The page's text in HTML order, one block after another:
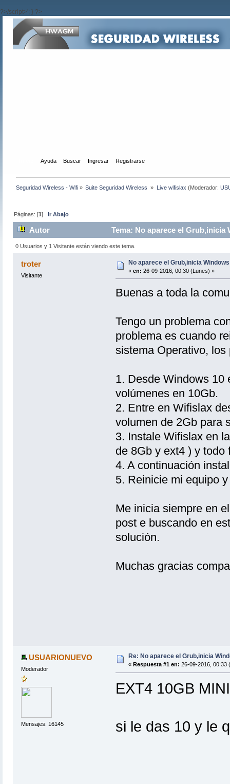
?>/script>'; } ?>
Ayuda Buscar Ingresar Registrarse
Seguridad Wireless - Wifi » Suite Seguridad Wireless » Live wifislax (Moderador:
Páginas: [1]Ir Abajo
Autor Tema: No aparece el Grub,inicia
0 Usuarios y 1 Visitante están viendo este tema.
troter
Visitante
No aparece el Grub,inicia
« en: 26-09-2016, 00:30 (Lunes) »
Buenas a toda la
Tengo un problema
problema es cuando
sistema Operativo,
1. Desde Windows 10
volúmenes en 10Gb.
2. Entre en Wifislax
volumen de 2Gb para
3. Instale Wifislax en
de 8Gb y ext4 ) y todo
4. A continuación
5. Reinicie mi equipo
Me inicia siempre en
post e buscando en
solución.
Muchas gracias
USUARIONUEVO
Moderador
Mensajes: 16145
Re: No aparece el Grub,inicia
« Respuesta #1 en: 26-09-2016, 00:33
EXT4 10GB
si le das 10 y le